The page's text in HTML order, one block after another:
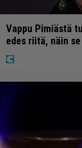
Vappu Pimiästä
edes riitä, näin